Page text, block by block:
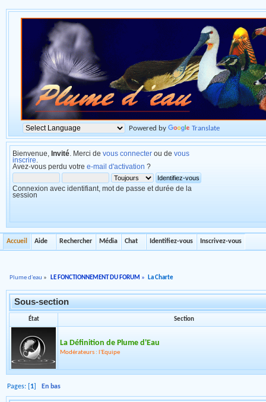
Powered by Translate
Bienvenue, Invité . Merci de vous connecter ou de vous
inscrire
Avez-vous perdu votre e-mail d'activation ?
Connexion avec identifiant, mot de passe et durée de la
session
Accueil Aide Rechercher Média Chat Identifiez-vous Inscrivez-vous
Plume d'eau » LE FONCTIONNEMENT DU FORUM » La Charte
Sous-section
État Section
La Définition de Plume d'Eau
Modérateurs : l'Equipe
Pages: [ 1 ]En bas